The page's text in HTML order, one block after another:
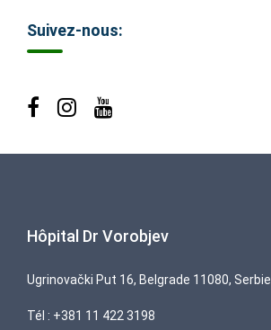
Suivez-nous:
Hôpital Dr Vorobjev
Ugrinovački Put 16, Belgrade 11080, Serbie
Tél : +381 11 422 3198